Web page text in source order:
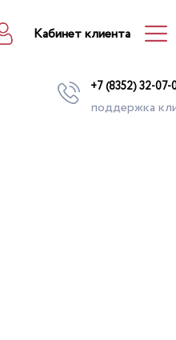
Кабинет клиента
+7 (8352) 32-07-
поддержка